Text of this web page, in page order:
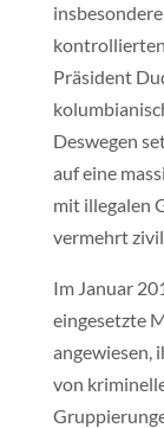
Präsident
Deswegen
auf eine
mit illegalen
vermehrt
Im Januar
eingesetzte
angewiesen,
von